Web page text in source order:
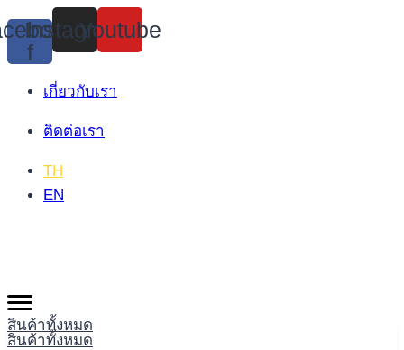
Skip
to
content
f
Instagram
Youtube
เกี่ยวกับเรา
ติดต่อเรา
TH
EN
สินค้าทั้งหมด
สินค้าทั้งหมด